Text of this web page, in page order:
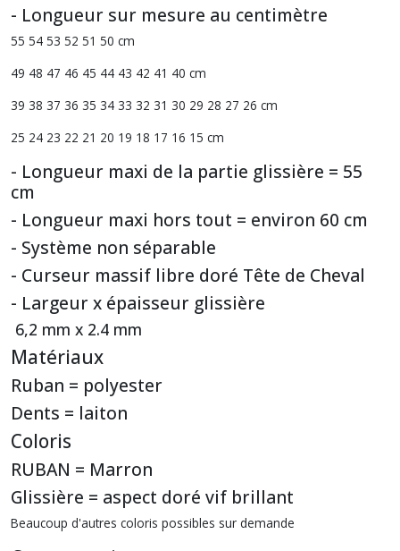
- Longueur sur mesure au centimètre
55 54 53 52 51 50 cm
49 48 47 46 45 44 43 42 41 40 cm
39 38 37 36 35 34 33 32 31 30 29 28 27 26 cm
25 24 23 22 21 20 19 18 17 16 15 cm
- Longueur maxi de la partie glissière = 55
cm
- Longueur maxi hors tout = environ 60 cm
- Système non séparable
- Curseur massif libre doré Tête de Cheval
- Largeur x épaisseur glissière
6,2 mm x 2.4 mm
Matériaux
Ruban = polyester
Dents = laiton
Coloris
RUBAN = Marron
Glissière = aspect doré vif brillant
Beaucoup d'autres coloris possibles sur demande